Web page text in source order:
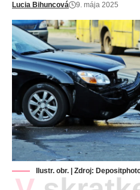
Lucia Bihuncová 9. mája 2025
Ilustr. obr. | Zdroj: